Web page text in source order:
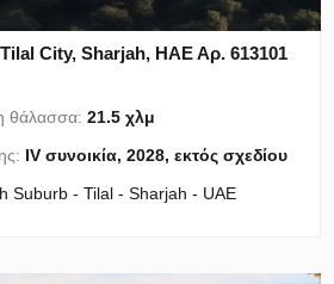
City, Sharjah, ΗΑΕ Αρ. 613101
θάλασσα:21.5 χλμ
IV συνοικία, 2028, εκτός σχεδίου
Suburb - Tilal - Sharjah - UAE